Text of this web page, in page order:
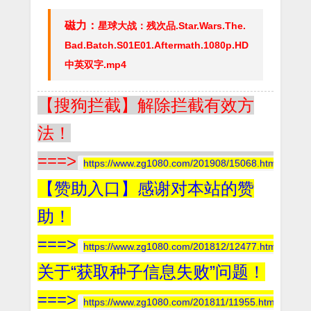
磁力： 星球大战：残次品.Star.Wars.The.
Bad.Batch.S01E01.Aftermath.1080p.HD
中英双字.mp4
【搜狗拦截】解除拦截有效方
法！
===>
https://www.zg1080.com/201908/15068.html
【赞助入口】感谢对本站的赞
助！
===>
https://www.zg1080.com/201812/12477.html
关于“获取种子信息失败”问题！
===>
https://www.zg1080.com/201811/11955.html